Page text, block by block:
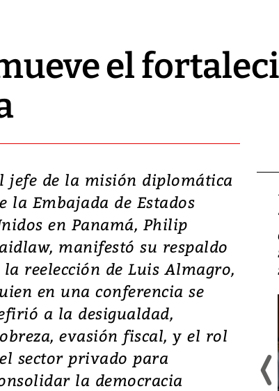
el
jefe de la misión diplomática
la Embajada de Estados
en Panamá, Philip
manifestó su respaldo
la reelección de Luis Almagro,
en una conferencia se
a la desigualdad,
evasión fiscal, y el rol
sector privado para
la democracia
Video, Japón: Terremoto
deja heridos y graves
daños en Kumamoto